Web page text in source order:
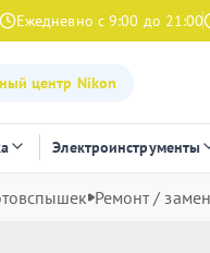
Ежедневно с 9:00 до 21:00
центр Nikon
Электроинструменты
Ремонт /